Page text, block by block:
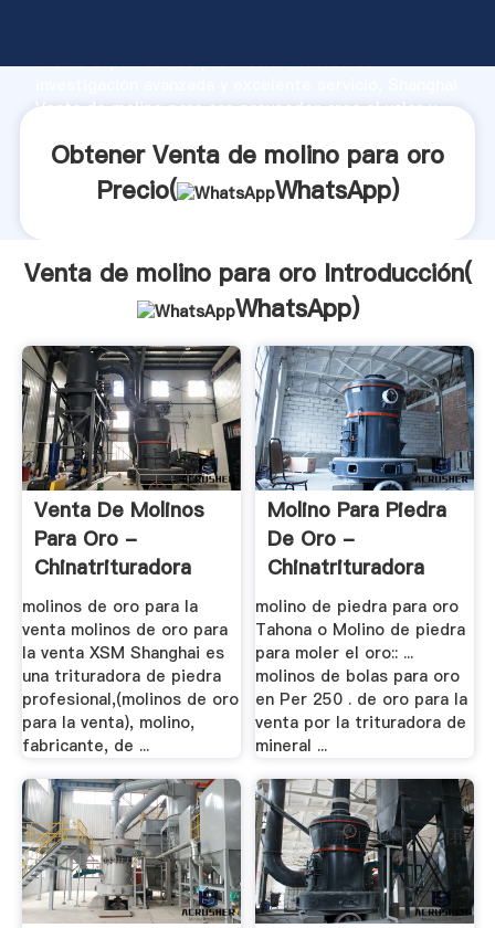
fuerte capacidad de producción, fuerza de
Venta de molino para oro proveedor crea el valor y
Obtener Venta de molino para oro
Precio(
WhatsApp)
Venta de molino para oro Introducción(
WhatsApp)
Venta De Molinos
Para Oro -
Chinatrituradora
molinos de oro para la
venta molinos de oro para
la venta XSM Shanghai es
una trituradora de piedra
profesional,(molinos de oro
para la venta), molino,
fabricante, de ...
Molino Para Piedra
De Oro -
Chinatrituradora
molino de piedra para oro
Tahona o Molino de piedra
para moler el oro:: ...
molinos de bolas para oro
en Per 250 . de oro para la
venta por la trituradora de
mineral ...